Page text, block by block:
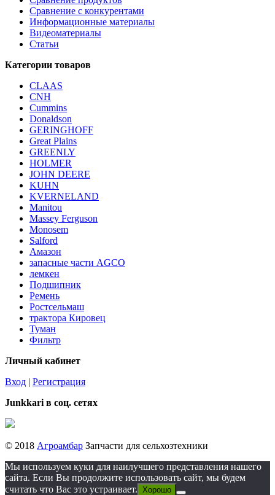
Сравнение с конкурентами
Информационные материалы
Видеоматериалы
Статьи
Категории товаров
CLAAS
CNH
Cummins
Donaldson
GERINGHOFF
Great Plains
GREENLY
HOLMER
JOHN DEERE
KUHN
KVERNELAND
Manitou
Massey Ferguson
Monosem
Salford
Амазон
запасные части AGCO
лемкен
Подшипник
Ремень
Ростсельмаш
трактора Кировец
Туман
Фильтр
Личный кабинет
Вход | Регистрация
Junkkari в соц. сетях
© 2018 Агроамбар Запчасти для сельхозтехники
Мы используем куки для наилучшего представления нашего
сайта. Если Вы продолжите использовать сайт, мы будем
считать что Вас это устраивает. Хорошо